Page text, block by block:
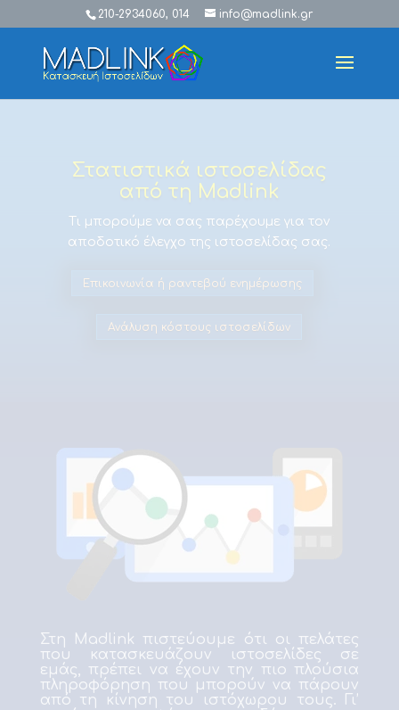
210-2934060, 014 info@madlink.gr
Στατιστικά ιστοσελίδας
από τη Madlink
Τι μπορούμε να σας παρέχουμε για τον
αποδοτικό έλεγχο της ιστοσελίδας σας.
Επικοινωνία ή ραντεβού ενημέρωσης
Ανάλυση κόστους ιστοσελίδων
Στη Madlink πιστεύουμε ότι οι πελάτες
που κατασκευάζουν ιστοσελίδες σε
εμάς, πρέπει να έχουν την πιο πλούσια
πληροφόρηση που μπορούν να πάρουν
από τη κίνηση του ιστόχωρου τους. Γι’